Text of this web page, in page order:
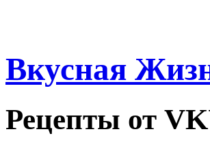
Вкусная
Рецепты от